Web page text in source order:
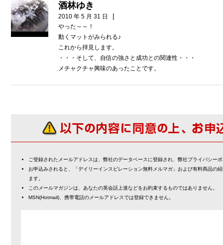
酒林ゆき
2010 年 5 月 31 日 |
やった～～！
動くマットがみられる♪
これから拝見します。
・・・そして、自信の強さと成功との関連性・・・
メチャクチャ興味のあったことです。
ご登録されたメールアドレスは、弊社のデータベースに登録され、弊社プライバシー
お申込みされると、「デイリーインスピレーション無料メルマガ」および有料商品の
ます。
このメールマガジンは、あなたの英会話上達などをお約束するものではありません。
MSN(Hotmail)、携帯電話のメールアドレスでは登録できません。